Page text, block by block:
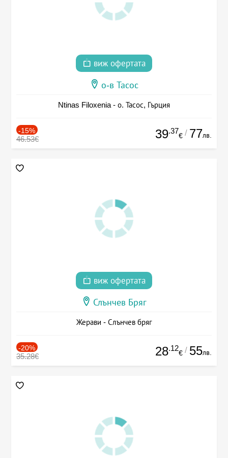
виж офертата
о-в Тасос
Ntinas Filoxenia - о. Тасос, Гърция
-15%
46.53€ 39.37
€ / 77лв.
виж офертата
Слънчев Бряг
Жерави - Слънчев бряг
-20%
35.28€ 28.12
€ / 55лв.